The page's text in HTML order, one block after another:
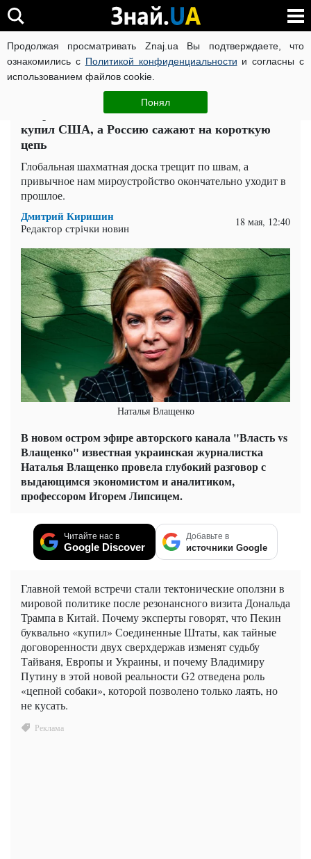
Продолжая просматривать Znaj.ua Вы подтверждаете, что
ознакомились с Политикой конфиденциальности и согласны с
использованием файлов cookie.
Понял
ВОЙНА РОССИИ ПРОТИВ УКРАИНЫ КОРОНАВИРУС В
Политика ЧИТАТИ УКРАЇНСЬКОЮ
Игорь Липсиц на канале Влащенко: Китай
купил США, а Россию сажают на короткую
цепь
Глобальная шахматная доска трещит по швам, а
привычное нам мироустройство окончательно уходит в
прошлое.
Дмитрий Киришин
Редактор стрічки новин 18 мая, 12:40
Наталья Влащенко
В новом остром эфире авторского канала "Власть vs
Влащенко" известная украинская журналистка
Наталья Влащенко провела глубокий разговор с
выдающимся экономистом и аналитиком,
профессором Игорем Липсицем.
Читайте нас в
Google Discover
Добавьте в
источники Google
Главной темой встречи стали тектонические оползни в
мировой политике после резонансного визита Дональда
Трампа в Китай. Почему эксперты говорят, что Пекин
буквально «купил» Соединенные Штаты, как тайные
договоренности двух сверхдержав изменят судьбу
Тайваня, Европы и Украины, и почему Владимиру
Путину в этой новой реальности G2 отведена роль
«цепной собаки», которой позволено только лаять, но
не кусать.